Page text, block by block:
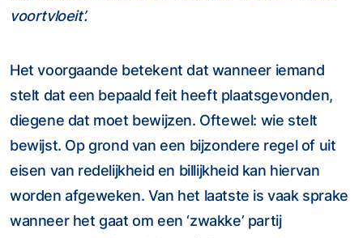
voortvloeit’.
Het voorgaande betekent dat wanneer iemand
stelt dat een bepaald feit heeft plaatsgevonden,
diegene dat moet bewijzen. Oftewel: wie stelt
bewijst. Op grond van een bijzondere regel of uit
eisen van redelijkheid en billijkheid kan hiervan
worden afgeweken. Van het laatste is vaak sprake
wanneer het gaat om een ‘zwakke’ partij